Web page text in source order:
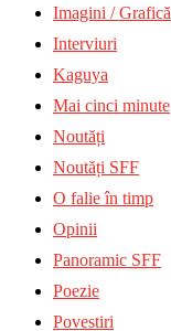
Imagini / Grafică
Interviuri
Kaguya
Mai cinci minute
Noutăți
Noutăți SFF
O falie în timp
Opinii
Panoramic SFF
Poezie
Povestiri